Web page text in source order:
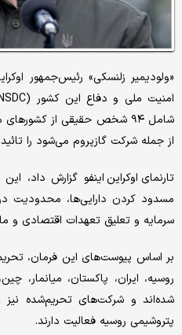
«ولودیمیر زلنسکی» رئیس‌جمهور
شامل ۹۴ شخص حقیقی از
از جمله شرکت گازپروم‌ می‌شود را
تارنمای اوکراین اینفو گزارش داد، این
مسدود کردن دارایی‌ها، محدودیت
سرمایه و تعلیق تعهدات اقتصادی و
بر اساس پیوست‌های این فرمان،
روسیه، ایران، پاکستان، میانمار،
شده‌اند و شرکت‌های تحریم‌شده
پتروشیمی روسیه فعالیت دارند.